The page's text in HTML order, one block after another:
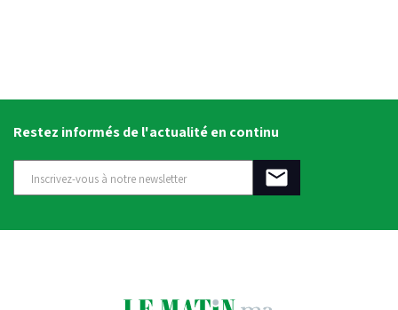
Restez informés de l'actualité en continu